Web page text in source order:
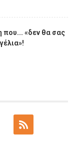
που... «δεν θα σας